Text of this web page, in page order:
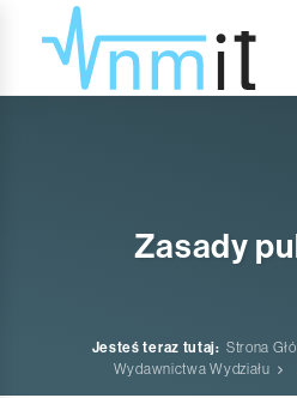
Zasady
Jesteś teraz tutaj: Strona
Wydawnictwa Wydziału